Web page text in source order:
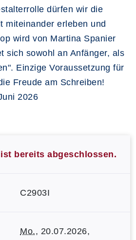
dürfen wir die
miteinander erleben und
wird von Martina Spanier
sich sowohl an Anfänger, als
Einzige Voraussetzung für
Freude am Schreiben!
2026
bereits abgeschlossen.
C2903I
Mo., 20.07.2026,